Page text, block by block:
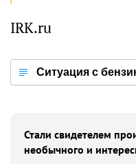
IRK.ru
Ситуация с
Стали свидетелем
необычного и